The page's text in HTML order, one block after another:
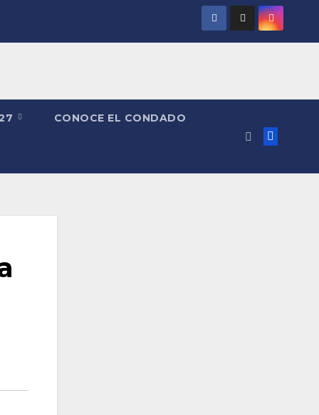
CONOCE EL CONDADO